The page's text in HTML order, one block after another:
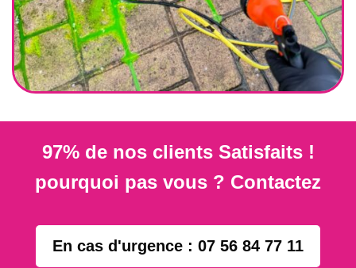
97% de nos clients Satisfaits !
pourquoi pas vous ? Contactez
En cas d'urgence : 07 56 84 77 11